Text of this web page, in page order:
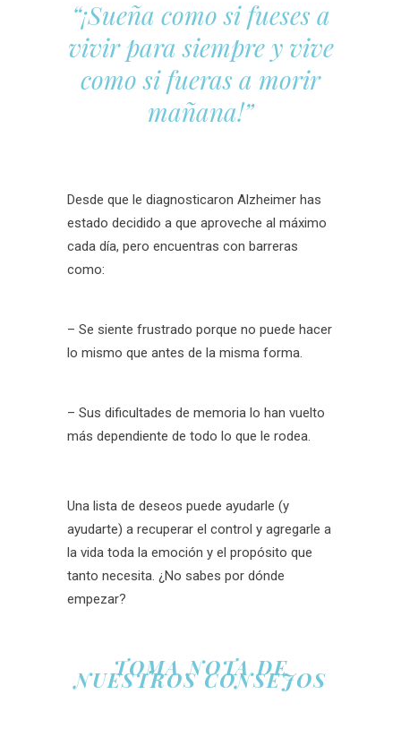
“¡Sueña como si fueses a
vivir para siempre y vive
como si fueras a morir
mañana!”
Desde que le diagnosticaron Alzheimer has
estado decidido a que aproveche al máximo
cada día, pero encuentras con barreras
como:
– Se siente frustrado porque no puede hacer
lo mismo que antes de la misma forma.
– Sus dificultades de memoria lo han vuelto
más dependiente de todo lo que le rodea.
Una lista de deseos puede ayudarle (y
ayudarte) a recuperar el control y agregarle a
la vida toda la emoción y el propósito que
tanto necesita. ¿No sabes por dónde
empezar?
TOMA NOTA DE
NUESTROS CONSEJOS